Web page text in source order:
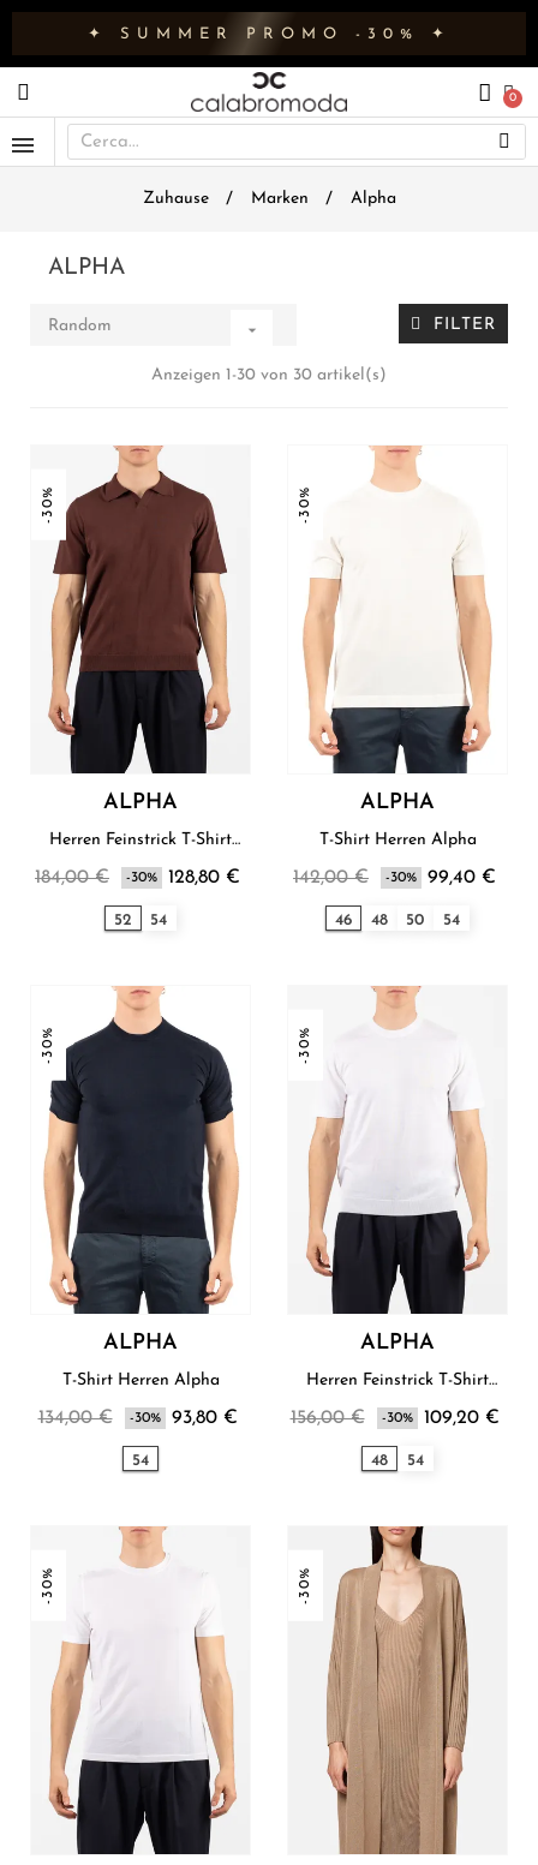
✦ SUMMER PROMO -30% ✦
Zuhause Marken Alpha
ALPHA
Random  FILTER
Anzeigen 1-30 von 30 artikel(s)
-30%
ALPHA
Herren Feinstrick T-Shirt
184,00 € -30% 128,80 €
52 54
-30%
ALPHA
T-Shirt Herren Alpha
142,00 € -30% 99,40 €
46 48 50 54
-30%
ALPHA
T-Shirt Herren Alpha
134,00 € -30% 93,80 €
54
-30%
ALPHA
Herren Feinstrick T-Shirt
156,00 € -30% 109,20 €
48 54
-30% -30%